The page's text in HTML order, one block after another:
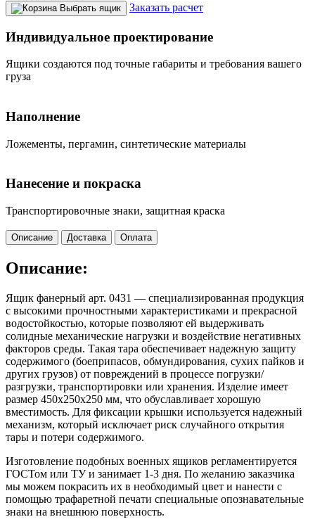
Выбрать ящик Заказать расчет
Индивидуальное проектирование
Ящики создаются под точные габариты и требования вашего
груза
Наполнение
Ложементы, пергамин, синтетические материалы
Нанесение и покраска
Транспортировочные знаки, защитная краска
Описание Доставка Оплата
Описание:
Ящик фанерный арт. 0431 — специализированная продукция
с высокими прочностными характеристиками и прекрасной
водостойкостью, которые позволяют ей выдерживать
солидные механические нагрузки и воздействие негативных
факторов среды. Такая тара обеспечивает надежную защиту
содержимого (боеприпасов, обмундирования, сухих пайков и
других грузов) от повреждений в процессе погрузки/
разгрузки, транспортировки или хранения. Изделие имеет
размер 450х250х250 мм, что обуславливает хорошую
вместимость. Для фиксации крышки используется надежный
механизм, который исключает риск случайного открытия
тары и потери содержимого.
Изготовление подобных военных ящиков регламентируется
ГОСТом или ТУ и занимает 1-3 дня. По желанию заказчика
мы можем покрасить их в необходимый цвет и нанести с
помощью трафаретной печати специальные опознавательные
знаки на внешнюю поверхность.